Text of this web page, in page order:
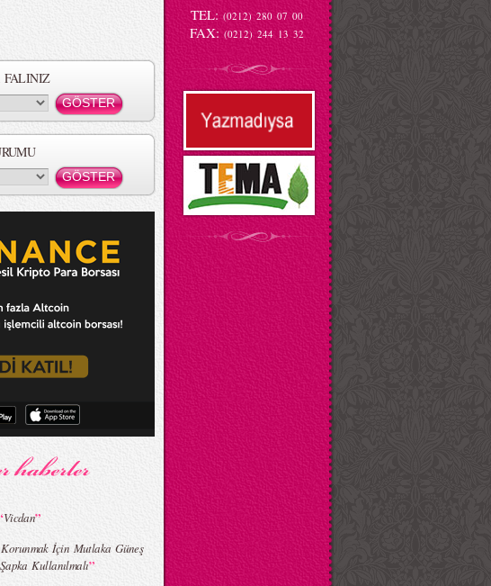
FALINIZ
Vicdan”
İçin Mutlaka Güneş
Kullanılmalı”
TEL: (0212) 280 07 00
FAX: (0212) 244 13 32